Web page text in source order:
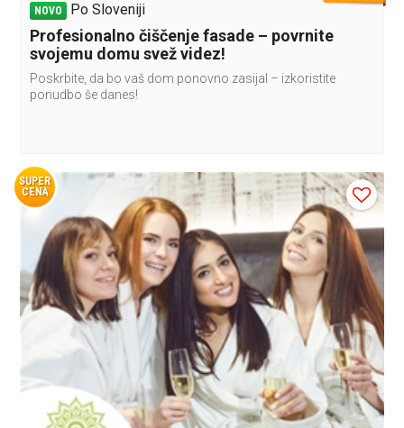
NOVO Po Sloveniji
Profesionalno čiščenje fasade – povrnite
svojemu domu svež videz!
Poskrbite, da bo vaš dom ponovno zasijal – izkoristite
ponudbo še danes!
SUPER
CENA